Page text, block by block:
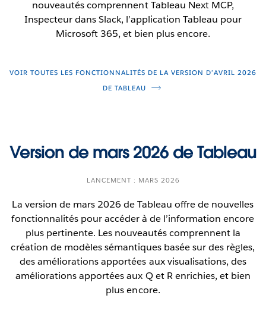
découverte des éléments existants, pour ainsi
éviter de créer des doubles.
La recherche sémantique est actuellement un
d’interrogation de tableau de bord en direct du
service de données VizQL, vous pouvez interroger
les sources de données associées à un classeur
directement de vos applications d’intégration. Une
nouvelle méthode de l’API d’intégration fournit un
renvoie des données correspondant exactement à
ce que l’utilisateur voit dans son tableau de bord. Il
agentiques personnalisées, des interfaces de
questions-réponses basées sur l’IA et d’autres
applications étroitement intégrées qui exploitent
des données de Tableau en direct et tenant
compte de la session.
L’interrogation de tableau de bord en direct du
service de données VizQL est offerte à tous dans
Tableau Cloud et Tableau Server.
nouveautés comprennent Tableau Next MCP,
Inspecteur dans Slack, l’application Tableau pour
Microsoft 365, et bien plus encore.
VOIR TOUTES LES FONCTIONNALITÉS DE LA VERSION D’AVRIL 2026
DE TABLEAU
Version de mars 2026 de Tableau
LANCEMENT : MARS 2026
La version de mars 2026 de Tableau offre de nouvelles
fonctionnalités pour accéder à de l’information encore
plus pertinente. Les nouveautés comprennent la
création de modèles sémantiques basée sur des règles,
des améliorations apportées aux visualisations, des
améliorations apportées aux Q et R enrichies, et bien
plus encore.